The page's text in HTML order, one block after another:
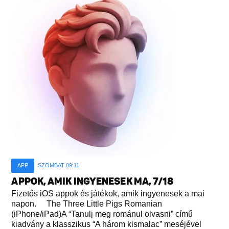
APP SZOMBAT 09:11
APPOK, AMIK INGYENESEK MA, 7/18
Fizetős iOS appok és játékok, amik ingyenesek a mai
napon. The Three Little Pigs Romanian
(iPhone/iPad)A “Tanulj meg románul olvasni” című
kiadvány a klasszikus “A három kismalac” meséjével